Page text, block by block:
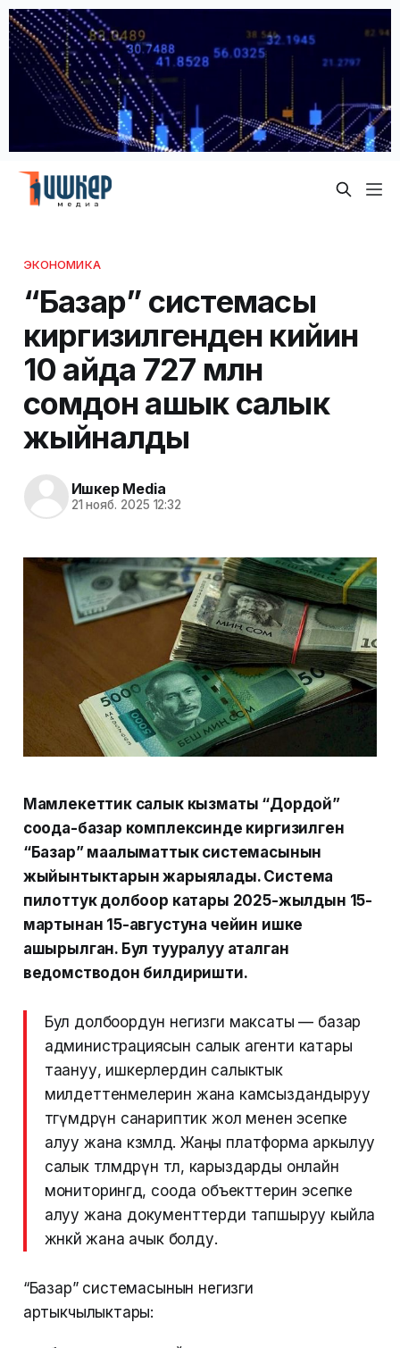
ЭКОНОМИКА
“Базар” системасы
киргизилгенден кийин
10 айда 727 млн
сомдон ашык салык
жыйналды
Ишкер Media
21 нояб. 2025 12:32
Мамлекеттик салык кызматы “Дордой”
соода-базар комплексинде киргизилген
“Базар” маалыматтык системасынын
жыйынтыктарын жарыялады. Система
пилоттук долбоор катары 2025-жылдын 15-
мартынан 15-августуна чейин ишке
ашырылган. Бул тууралуу аталган
ведомстводон билдиришти.
Бул долбоордун негизги максаты — базар
администрациясын салык агенти катары
таануу, ишкерлердин салыктык
милдеттенмелерин жана камсыздандыруу
төгүмдөрүн санариптик жол менен эсепке
алуу жана көзөмөлдөө. Жаңы платформа аркылуу
салык төлөмдөрүн төлөө, карыздарды онлайн
мониторингдөө, соода объекттерин эсепке
алуу жана документтерди тапшыруу кыйла
жөнөкөй жана ачык болду.
“Базар” системасынын негизги
артыкчылыктары: